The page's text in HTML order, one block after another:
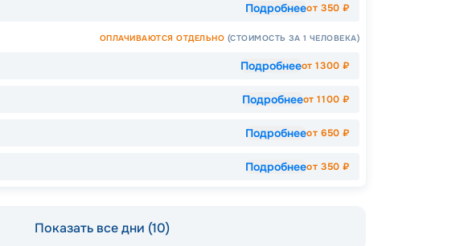
Подробнееот 350 ₽
ОПЛАЧИВАЮТСЯ ОТДЕЛЬНО (СТОИМОСТЬ ЗА 1 ЧЕЛОВЕКА)
Подробнееот1300 ₽
Подробнееот1100 ₽
Подробнееот 650 ₽
Подробнееот 350 ₽
Показать все дни (10)